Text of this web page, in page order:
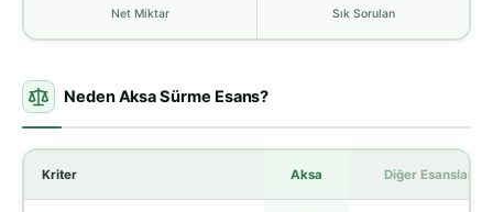
Net Miktar Sık Sorulan
Neden Aksa Sürme Esans?
Kriter Aksa Diğer Esanslar